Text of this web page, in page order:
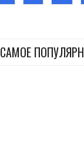
САМОЕ